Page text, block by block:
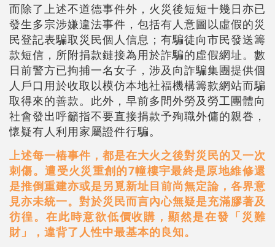
而除了上述不道德事件外，火災後短短十幾日亦已
發生多宗涉嫌違法事件，包括有人意圖以虛假的災
民登記表騙取災民個人信息；有騙徒向市民發送籌
款短信，所附捐款鏈接為用於詐騙的虛假網址。數
日前警方已拘捕一名女子，涉及向詐騙集團提供個
人戶口用於收取以模仿本地社福機構籌款網站而騙
取得來的善款。此外，早前多間外勞及勞工團體向
社會發出呼籲指不要直接捐款予殉職外傭的親眷，
懷疑有人利用家屬證件行騙。
上述每一樁事件，都是在大火之後對災民的又一次
刺傷。遭受火災重創的7幢樓宇最終是原地維修還
是推倒重建亦或是另覓新址目前尚無定論，各界意
見亦未統一。對於災民而言內心無疑是充滿膠著及
彷徨。在此時意欲低價收購，顯然是在發「災難
財」，違背了人性中最基本的良知。